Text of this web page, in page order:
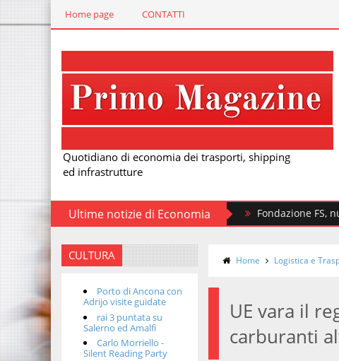
Home page CONTATTI
Quotidiano di economia dei trasporti, shipping
ed infrastrutture
Ultime notizie di Economia Fondazione FS, nuovi
CULTURA
Porto di Ancona con
Adrijo visite guidate
rai 3 puntata su
Salerno ed Amalfi
Carlo Morriello -
Silent Reading Party
Home Logistica e
UE vara il
carburanti